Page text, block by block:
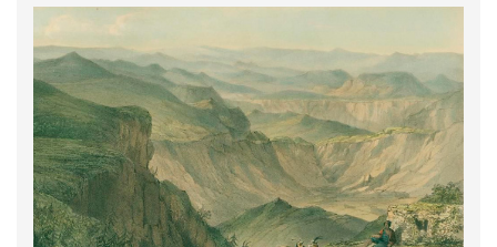
Barra lateral del artículo